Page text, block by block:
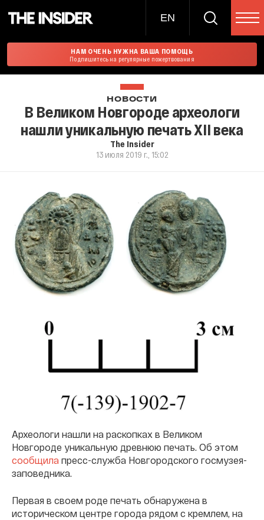
EN
НАМ ОЧЕНЬ НУЖНА ВАША ПОМОЩЬ
Подпишитесь на регулярные пожертвования
НОВОСТИ
В Великом Новгороде археологи
нашли уникальную печать XII века
The Insider
13 июля 2019 г., 15:02
Археологи нашли на раскопках в Великом
Новгороде уникальную древнюю печать. Об этом
сообщила пресс-служба Новгородского госмузея-
заповедника.
Первая в своем роде печать обнаружена в
историческом центре города рядом с кремлем, на